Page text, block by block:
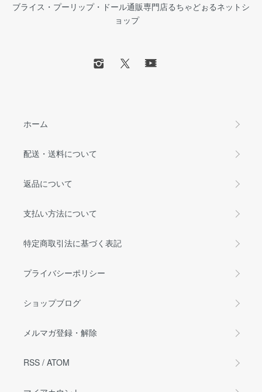
ブライス・プーリップ・ドール通販専門店るちゃどぉるネットシ
ョップ
ホーム
配送・送料について
返品について
支払い方法について
特定商取引法に基づく表記
プライバシーポリシー
ショップブログ
メルマガ登録・解除
RSS / ATOM